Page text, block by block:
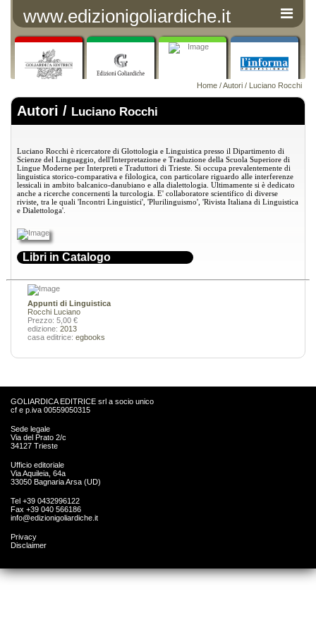
www.edizionigoliardiche.it
Home /Autori / Luciano Rocchi
Autori / Luciano Rocchi
Luciano Rocchi è ricercatore di Glottologia e Linguistica presso il Dipartimento di
Scienze del Linguaggio, dell'Interpretazione e Traduzione della Scuola Superiore di
Lingue Moderne per Interpreti e Traduttori di Trieste. Si occupa prevalentemente di
linguistica storico-comparativa e filologica, con particolare riguardo alle interferenze
lessicali in ambito balcanico-danubiano e alla dialettologia. Ultimamente si è dedicato
anche a ricerche concernenti la turcologia. E' collaboratore scientifico di diverse
riviste, tra le quali 'Incontri Linguistici', 'Plurilinguismo', 'Rivista Italiana di Linguistica
e Dialettologa'.
Libri in Catalogo
Appunti di Linguistica
Rocchi Luciano
Prezzo: 5,00 €
edizione: 2013
casa editrice: egbooks
GOLIARDICA EDITRICE srl a socio unico
cf e p.iva 00559050315
Sede legale
Via del Prato 2/c
34127 Trieste
Ufficio editoriale
Via Aquileia, 64a
33050 Bagnaria Arsa (UD)
Tel +39 0432996122
Fax +39 040 566186
info@edizionigoliardiche.it
Privacy
Disclaimer